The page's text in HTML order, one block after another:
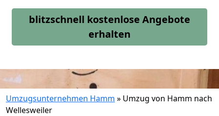
blitzschnell kostenlose Angebote
erhalten
Umzugsunternehmen Hamm » Umzug von Hamm nach
Wellesweiler